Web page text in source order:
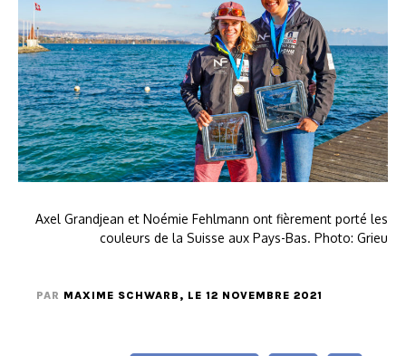
Axel Grandjean et Noémie Fehlmann ont fièrement porté les
couleurs de la Suisse aux Pays-Bas. Photo: Grieu
PAR MAXIME SCHWARB , LE 12 NOVEMBRE 2021